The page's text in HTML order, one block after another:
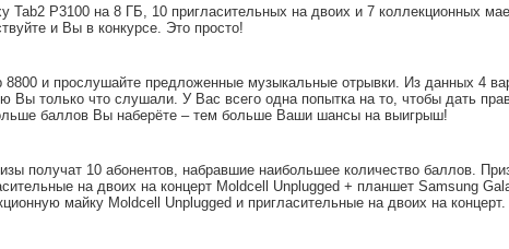
Tab2 P3100 на 8 ГБ, 10 пригласительных на двоих и 7 коллекционных
и Вы в конкурсе. Это просто!
8800 и прослушайте предложенные музыкальные отрывки. Из данных 4
Вы только что слушали. У Вас всего одна попытка на то, чтобы дать
баллов Вы наберёте – тем больше Ваши шансы на выигрыш!
получат 10 абонентов, набравшие наибольшее количество баллов.
на двоих на концерт Moldcell Unplugged + планшет Samsung
майку Moldcell Unplugged и пригласительные на двоих на концерт.